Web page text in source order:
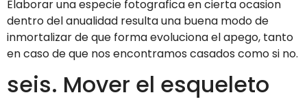
Elaborar una especie fotografica en cierta ocasion
dentro del anualidad resulta una buena modo de
inmortalizar de que forma evoluciona el apego, tanto
en caso de que nos encontramos casados como si no.
seis. Mover el esqueleto